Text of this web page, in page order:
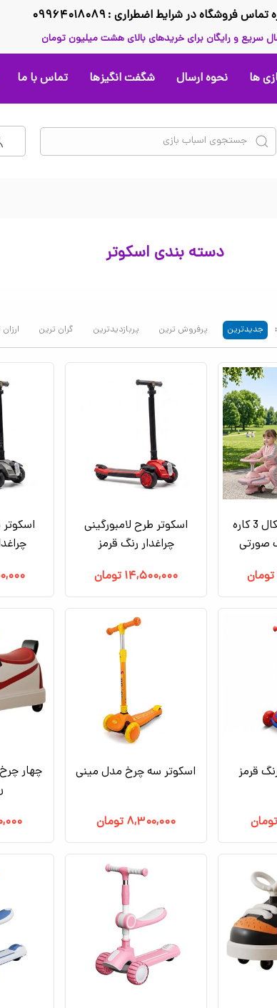
فروشگاه در شرایط اضطراری : ۰۹۹۶۴۰۱۸۰۸۹
سریع و رایگان برای خریدهای بالای هشت میلیون تومان
ها نحوه ارسال شگفت انگیزها تماس با ما
دسته بندی اسکوتر
جدیدترین پرفروش ترین پربازدیدترین گران ترین
پلاسماکار موزیکال 3 کاره
صورتی
تومان
اسکوتر طرح لامبورگینی
چراغدار رنگ قرمز
۱۴,۵۰۰,۰۰۰ تومان
اسکوتر
قرمز
تومان
اسکوتر سه چرخ مدل مینی
۸,۳۰۰,۰۰۰ تومان
چهار